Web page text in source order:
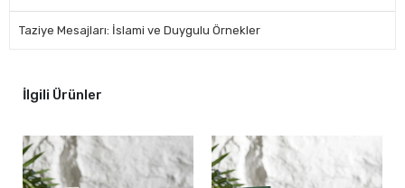
Taziye Mesajları: İslami ve Duygulu Örnekler
İlgili Ürünler